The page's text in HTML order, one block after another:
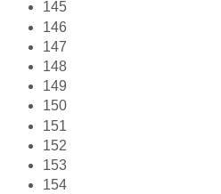
145
146
147
148
149
150
151
152
153
154